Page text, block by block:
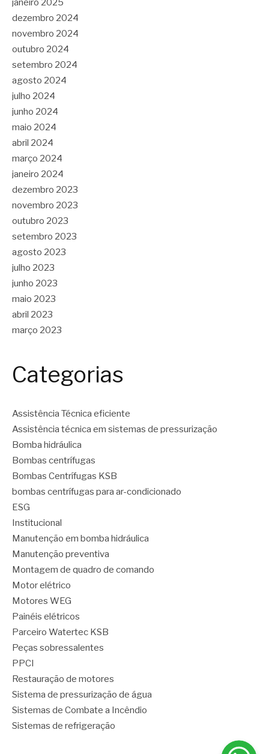
janeiro 2025
dezembro 2024
novembro 2024
outubro 2024
setembro 2024
agosto 2024
julho 2024
junho 2024
maio 2024
abril 2024
março 2024
janeiro 2024
dezembro 2023
novembro 2023
outubro 2023
setembro 2023
agosto 2023
julho 2023
junho 2023
maio 2023
abril 2023
março 2023
Categorias
Assistência Técnica eficiente
Assistência técnica em sistemas de pressurização
Bomba hidráulica
Bombas centrífugas
Bombas Centrífugas KSB
bombas centrífugas para ar-condicionado
ESG
Institucional
Manutenção em bomba hidráulica
Manutenção preventiva
Montagem de quadro de comando
Motor elétrico
Motores WEG
Painéis elétricos
Parceiro Watertec KSB
Peças sobressalentes
PPCI
Restauração de motores
Sistema de pressurização de água
Sistemas de Combate a Incêndio
Sistemas de refrigeração